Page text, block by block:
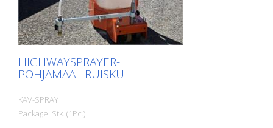
HIGHWAYSPRAYER-
POHJAMAALIRUISKU
KAV-SPRAY
Package: Stk. (1Pc.)